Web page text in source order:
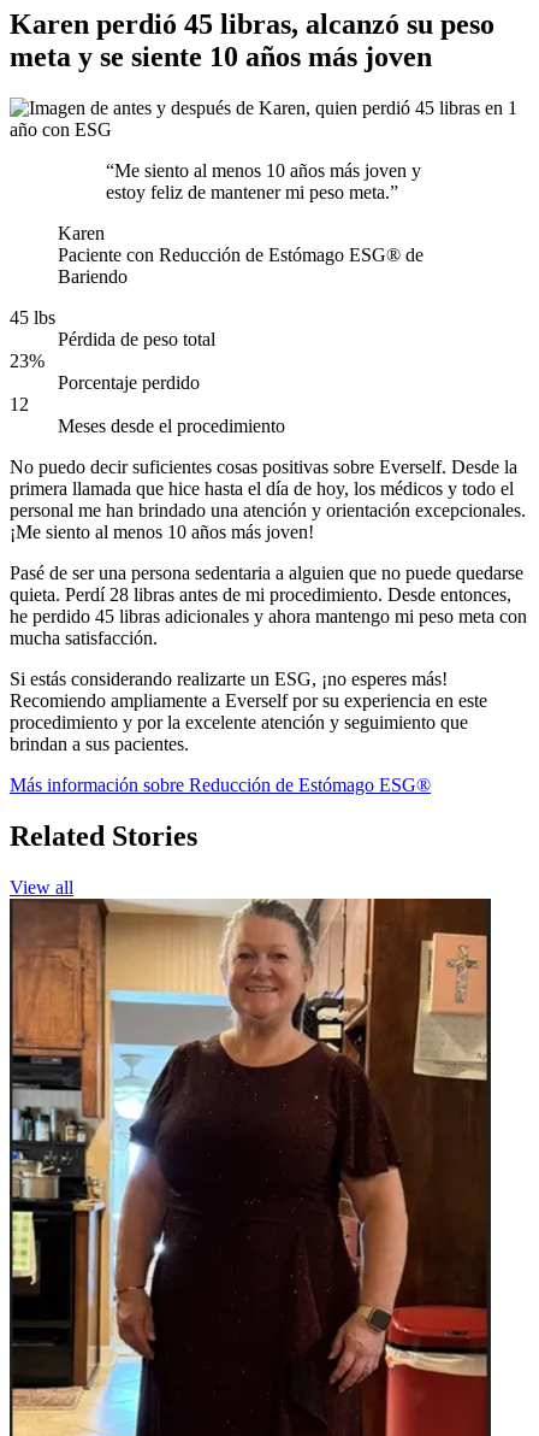
Karen perdió 45 libras, alcanzó su peso
meta y se siente 10 años más joven
“Me siento al menos 10 años más joven y
estoy feliz de mantener mi peso meta.”
Karen
Paciente con Reducción de Estómago ESG® de
Bariendo
45 lbs
Pérdida de peso total
23%
Porcentaje perdido
12
Meses desde el procedimiento
No puedo decir suficientes cosas positivas sobre Everself. Desde la
primera llamada que hice hasta el día de hoy, los médicos y todo el
personal me han brindado una atención y orientación excepcionales.
¡Me siento al menos 10 años más joven!
Pasé de ser una persona sedentaria a alguien que no puede quedarse
quieta. Perdí 28 libras antes de mi procedimiento. Desde entonces,
he perdido 45 libras adicionales y ahora mantengo mi peso meta con
mucha satisfacción.
Si estás considerando realizarte un ESG, ¡no esperes más!
Recomiendo ampliamente a Everself por su experiencia en este
procedimiento y por la excelente atención y seguimiento que
brindan a sus pacientes.
Más información sobre Reducción de Estómago ESG®
Related Stories
View all